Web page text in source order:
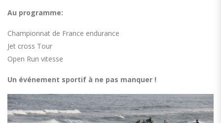
Au programme:
Championnat de France endurance
Jet cross Tour
Open Run vitesse
Un événement sportif à ne pas manquer !